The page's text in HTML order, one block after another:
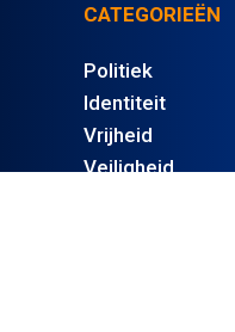
CATEGORIEËN
Politiek
Identiteit
Vrijheid
Veiligheid